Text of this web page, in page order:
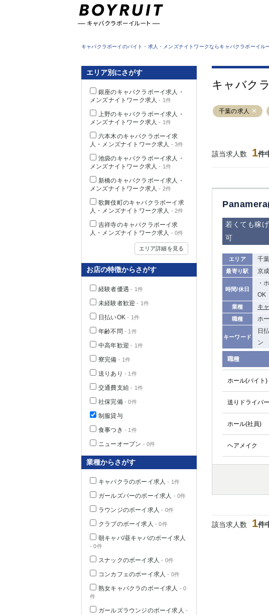
キャバクラボーイのバイト・求人・メンズナイトワークならキャバクラボーイル
キャバク
千葉の求人
該当求人数 1件
若くても稼
可
エリア 千葉
最寄り駅 京
時間/休日
・
OK
業種 キ
職種 ホ
キーワード
日
ン
職種
ホール(バイト)
送りドライバー
ホール(社員)
ヘアメイク
該当求人数 1件
エリア別にさがす
銀座のキャバクラボーイ求人・
メンズナイトワーク求人 - 1件
上野のキャバクラボーイ求人・
メンズナイトワーク求人 - 1件
六本木のキャバクラボーイ求
人・メンズナイトワーク求人 - 3件
池袋のキャバクラボーイ求人・
メンズナイトワーク求人 - 1件
新橋のキャバクラボーイ求人・
メンズナイトワーク求人 - 2件
歌舞伎町のキャバクラボーイ求
人・メンズナイトワーク求人 - 2件
吉祥寺のキャバクラボーイ求
人・メンズナイトワーク求人 - 0件
エリア詳細を見る
お店の特徴からさがす
経験者優遇 - 1件
未経験者歓迎 - 1件
日払いOK - 1件
年齢不問 - 1件
中高年歓迎 - 1件
寮完備 - 1件
送りあり - 1件
交通費支給 - 1件
社保完備- 0件
制服貸与
食事つき - 1件
ニューオープン - 0件
業種からさがす
キャバクラのボーイ求人 - 1件
ガールズバーのボーイ求人 - 0件
ラウンジのボーイ求人 - 0件
クラブのボーイ求人 - 0件
朝キャバ/昼キャバのボーイ求人
- 0件
スナックのボーイ求人 - 0件
コンカフェのボーイ求人 - 0件
熟女キャバクラのボーイ求人 - 0
件
ガールズラウンジのボーイ求人 -
東京都 銀座
立川
大山
ひばり
の好立
①歌舞
新宿
①東武
成増
大山
下赤塚
新横浜
小田原
茅ヶ崎
厚木
大宮
南浦和
千葉県
浦安
茨城県
群馬県